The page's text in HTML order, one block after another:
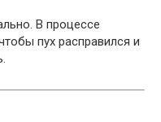
В процессе
пух расправился и